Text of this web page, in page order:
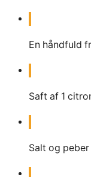
En håndfuld
Saft af 1
Salt og